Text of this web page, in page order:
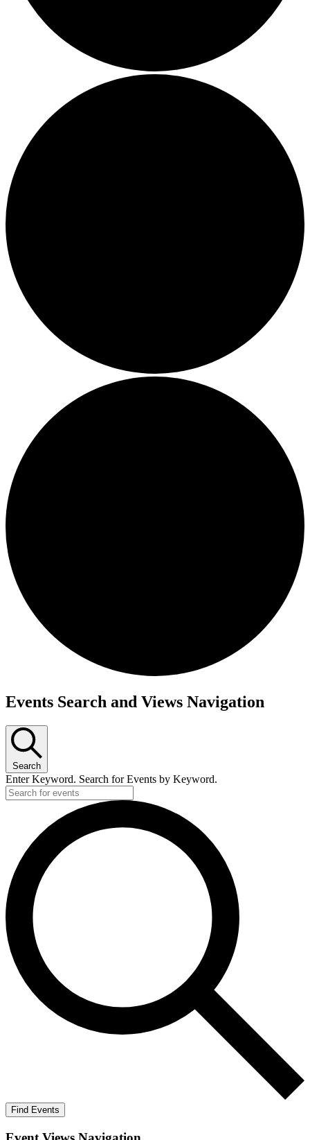
Events Search and Views Navigation
Search
Enter Keyword. Search for Events by Keyword.
Find Events